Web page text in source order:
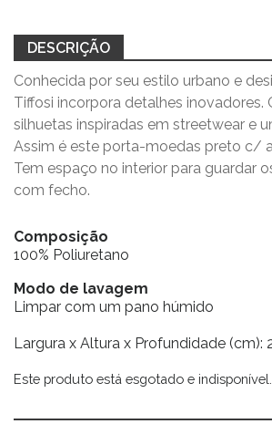
DESCRIÇÃO
Conhecida por seu estilo urbano e
Tiffosi incorpora detalhes inovadores.
silhuetas inspiradas em streetwear e
Assim é este porta-moedas preto c/
Tem espaço no interior para guardar
com fecho.
Composição
100% Poliuretano
Modo de lavagem
Limpar com um pano húmido
Largura x Altura x Profundidade (cm):
Este produto está esgotado e indisponível.
Alternative: